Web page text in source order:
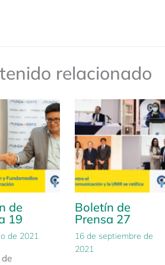
relacionado
de
19
de 2021
Boletín de
Prensa 27
16 de septiembre de
2021